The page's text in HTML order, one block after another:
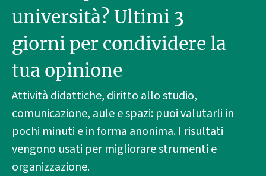
università? Ultimi 3
giorni per condividere la
tua opinione
Attività didattiche, diritto allo studio,
comunicazione, aule e spazi: puoi valutarli in
pochi minuti e in forma anonima. I risultati
vengono usati per migliorare strumenti e
organizzazione.